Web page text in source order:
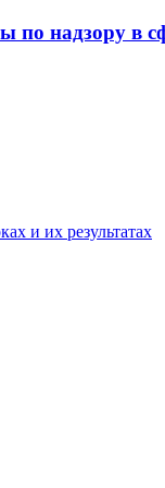
надзору в
и их результатах